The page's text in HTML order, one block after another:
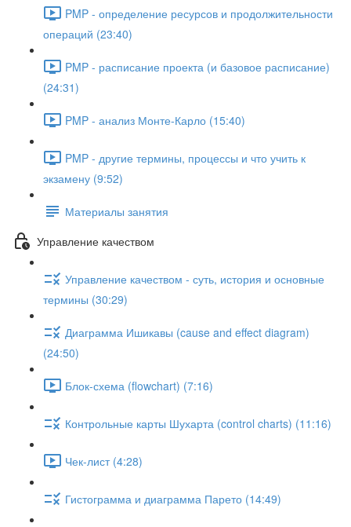
PMP - определение ресурсов и продолжительности
операций (23:40)
PMP - расписание проекта (и базовое расписание)
(24:31)
PMP - анализ Монте-Карло (15:40)
PMP - другие термины, процессы и что учить к
экзамену (9:52)
Материалы занятия
Управление качеством
Управление качеством - суть, история и основные
термины (30:29)
Диаграмма Ишикавы (cause and effect diagram)
(24:50)
Блок-схема (flowchart) (7:16)
Контрольные карты Шухарта (control charts) (11:16)
Чек-лист (4:28)
Гистограмма и диаграмма Парето (14:49)